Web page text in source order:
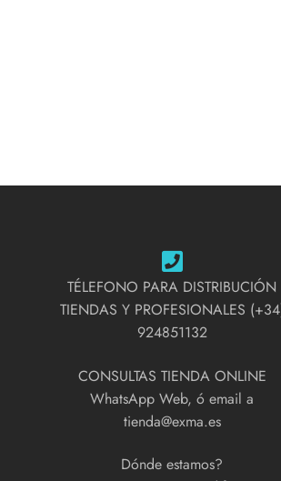
TÉLEFONO PARA DISTRIBUCIÓN
TIENDAS Y PROFESIONALES
924851132
CONSULTAS TIENDA ONLINE
WhatsApp Web, ó email a
tienda@exma.es
Dónde estamos?